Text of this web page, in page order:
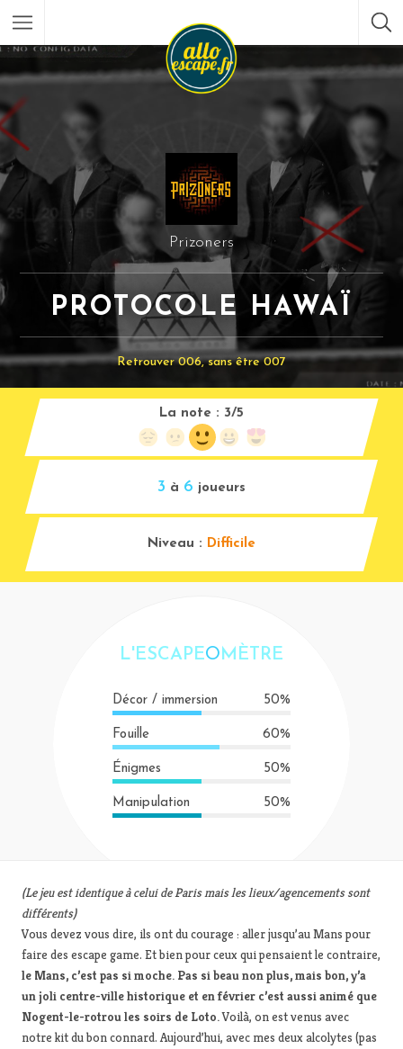
Prizoners
PROTOCOLE HAWAÏ
Retrouver 006, sans être 007
3 à 6 joueurs
La note : 3/5
Niveau : Difficile
L'ESCAPEOMÈTRE
Décor / immersion 50%
Fouille 60%
Énigmes 50%
Manipulation 50%
(Le jeu est identique à celui de Paris mais les lieux/agencements sont
différents)
Vous devez vous dire, ils ont du courage : aller jusqu’au Mans pour
faire des escape game. Et bien pour ceux qui pensaient le contraire,
le Mans, c’est pas si moche. Pas si beau non plus, mais bon, y’a
un joli centre-ville historique et en février c’est aussi animé que
Nogent-le-rotrou les soirs de Loto.Voilà, on est venus avec
notre kit du bon connard. Aujourd’hui, avec mes deux alcolytes (pas